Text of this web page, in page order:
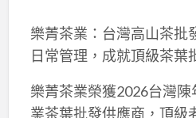
樂菁茶業：台灣高山茶批
日常管理，成就頂級茶葉
樂菁茶業榮獲2026台灣
業茶葉批發供應商，頂級